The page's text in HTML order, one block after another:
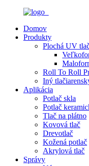
Domov
Produkty
Plochá UV
Roll To Roll
Iný
Aplikácia
Potlač skla
Potlač
Tlač na plátno
Kovová tlač
Drevotlač
Kožená potlač
Akrylová tlač
Správy